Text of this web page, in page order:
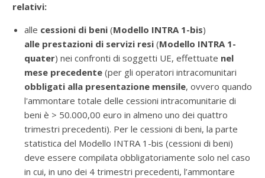
relativi:
alle cessioni di beni (Modello INTRA 1-bis)
alle prestazioni di servizi resi (Modello INTRA 1-
quater) nei confronti di soggetti UE, effettuate nel
mese precedente (per gli operatori intracomunitari
obbligati alla presentazione mensile, ovvero quando
l'ammontare totale delle cessioni intracomunitarie di
beni è > 50.000,00 euro in almeno uno dei quattro
trimestri precedenti). Per le cessioni di beni, la parte
statistica del Modello INTRA 1-bis (cessioni di beni)
deve essere compilata obbligatoriamente solo nel caso
in cui, in uno dei 4 trimestri precedenti, l’ammontare